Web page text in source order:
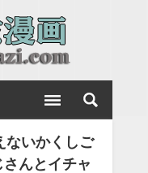
ないかくしご
んとイチャ